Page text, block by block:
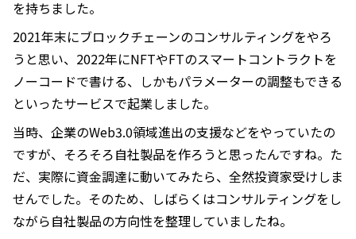
を持ちました。
2021年末にブロックチェーンのコンサルティングをやろ
うと思い、2022年にNFTやFTのスマートコントラクトを
ノーコードで書ける、しかもパラメーターの調整もできる
といったサービスで起業しました。
当時、企業のWeb3.0領域進出の支援などをやっていたの
ですが、そろそろ自社製品を作ろうと思ったんですね。た
だ、実際に資金調達に動いてみたら、全然投資家受けしま
せんでした。そのため、しばらくはコンサルティングをし
ながら自社製品の方向性を整理していましたね。